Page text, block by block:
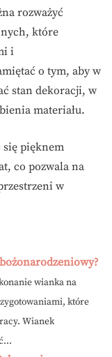
rozważyć
które
i
o tym, aby w
stan dekoracji, w
materiału.
się pięknem
co pozwala na
w
wianka na
które
Wianek